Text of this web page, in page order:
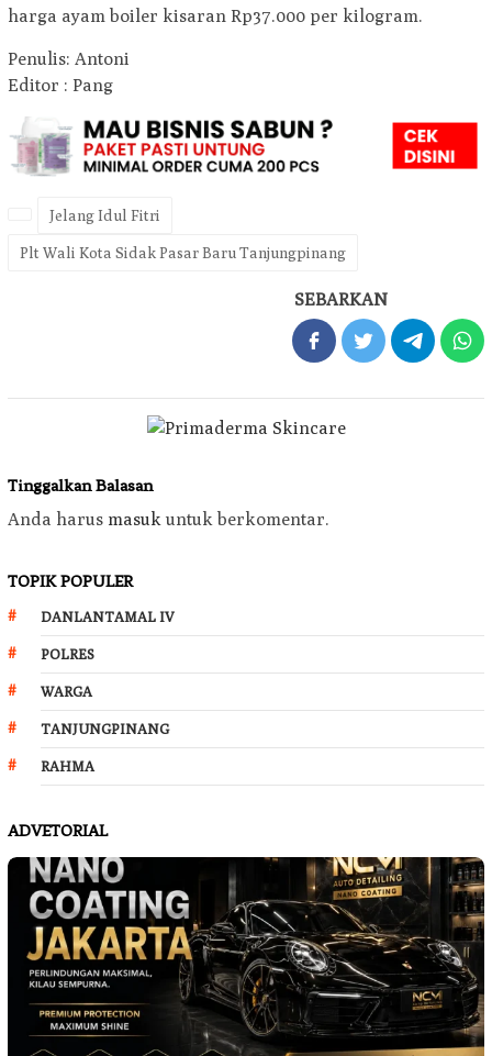
harga ayam boiler kisaran Rp37.000 per kilogram.
Penulis: Antoni
Editor : Pang
Jelang Idul Fitri
Plt Wali Kota Sidak Pasar Baru Tanjungpinang
SEBARKAN
Tinggalkan Balasan
Anda harus masuk untuk berkomentar.
TOPIK POPULER
DANLANTAMAL IV
POLRES
WARGA
TANJUNGPINANG
RAHMA
ADVETORIAL